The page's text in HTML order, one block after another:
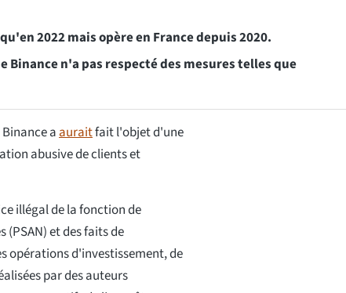
2022 mais opère en France depuis 2020.
n'a pas respecté des mesures telles que
a auraitfait l'objet d'une
abusive de clients et
illégal de la fonction de
et des faits de
opérations d'investissement, de
par des auteurs